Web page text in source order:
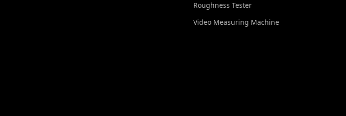
Roughness Tester
Video Measuring Machine